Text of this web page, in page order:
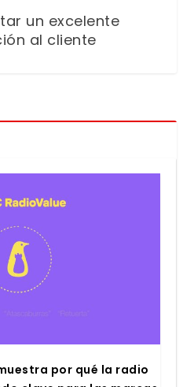
un excelente
al cliente
por qué la radio